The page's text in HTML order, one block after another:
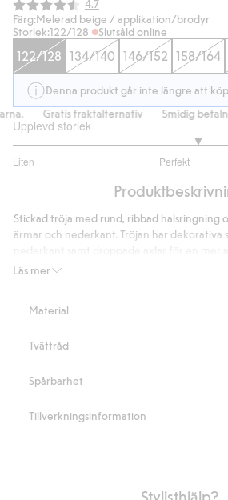
4.7
Färg:Melerad beige / applikation/brodyr
Storlek:122/128 Slutsåld online
122/128 134/140 146/152 158/164
Denna produkt går inte längre att
Gratis fraktalternativ Smidig
Upplevd storlek
Liten Perfekt
utav
7
betyg
Läs mer
Stickad tröja med rund, ribbad halsringning
ärmar och nederkant. Tröjan har dekorativa
Innehåller 65% återvunnen polyester.
Material
Tvättråd
Spårbarhet
Tillverkningsinformation
Stylisthjälp?